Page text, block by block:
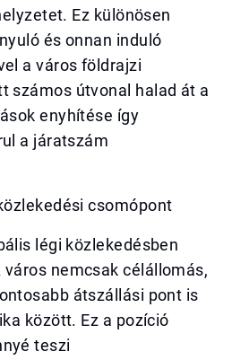
Ez különösen
és onnan induló
a város földrajzi
számos útvonal halad át a
enyhítése így
a járatszám
csomópont
légi közlekedésben
nemcsak célállomás,
átszállási pont is
között. Ez a pozíció
teszi